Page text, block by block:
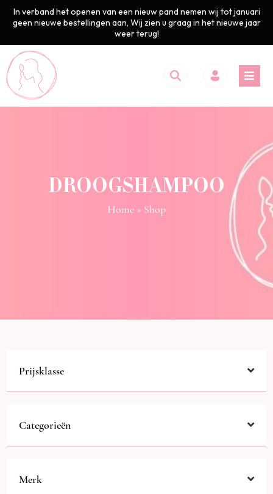
In verband het openen van een nieuw pand nemen wij tot januari
geen nieuwe bestellingen aan, Wij zien u graag in het nieuwe jaar
weer terug!
DROOGSHAMPOO
Home » Shop
Prijsklasse
Categorieën
Merk